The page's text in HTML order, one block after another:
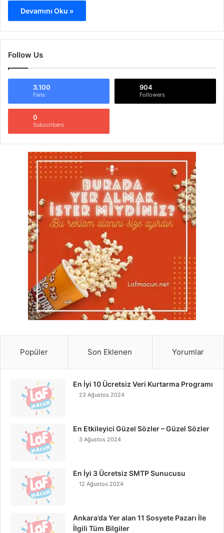
Devamını Oku »
Follow Us
3.100
Fans
904
Followers
0
Subscribers
Popüler Son Eklenen Yorumlar
En İyi 10 Ücretsiz Veri Kurtarma Programı
23 Ağustos 2024
En Etkileyici Güzel Sözler – Güzel Sözler
3 Ağustos 2024
En İyi 3 Ücretsiz SMTP Sunucusu
12 Ağustos 2024
Ankara’da Yer alan 11 Sosyete Pazarı İle
İlgili Tüm Bilgiler